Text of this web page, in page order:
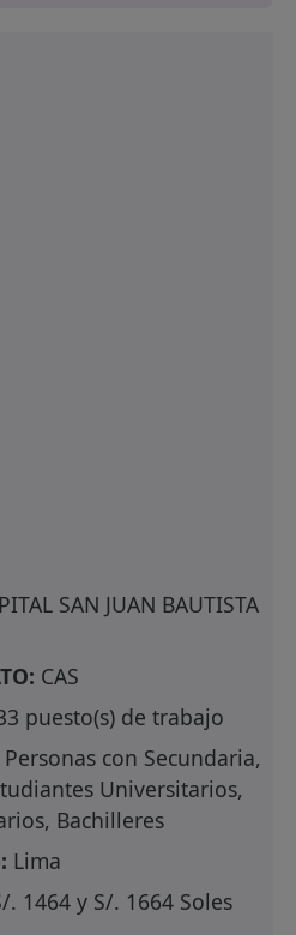
SAN JUAN BAUTISTA
CAS
puesto(s) de trabajo
Personas con Secundaria,
Universitarios,
Bachilleres
Lima
. 1464 y S/. 1664 Soles